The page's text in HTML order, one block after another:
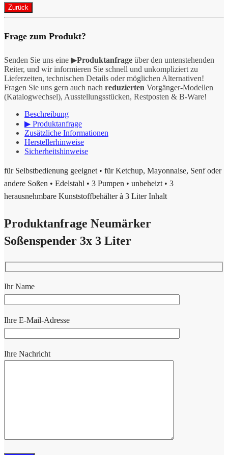
Frage zum Produkt?
Senden Sie uns eine ▶Produktanfrage über den untenstehenden
Reiter, und wir informieren Sie schnell und unkompliziert zu
Lieferzeiten, technischen Details oder möglichen Alternativen!
Fragen Sie uns gern auch nach reduzierten Vorgänger-Modellen
(Katalogwechsel), Ausstellungsstücken, Restposten & B-Ware!
Beschreibung
▶ Produktanfrage
Zusätzliche Informationen
Herstellerhinweise
Sicherheitshinweise
für Selbstbedienung geeignet • für Ketchup, Mayonnaise, Senf oder
andere Soßen • Edelstahl • 3 Pumpen • unbeheizt • 3
herausnehmbare Kunststoffbehälter à 3 Liter Inhalt
Produktanfrage Neumärker
Soßenspender 3x 3 Liter
Ihr Name
Ihre E-Mail-Adresse
Ihre Nachricht